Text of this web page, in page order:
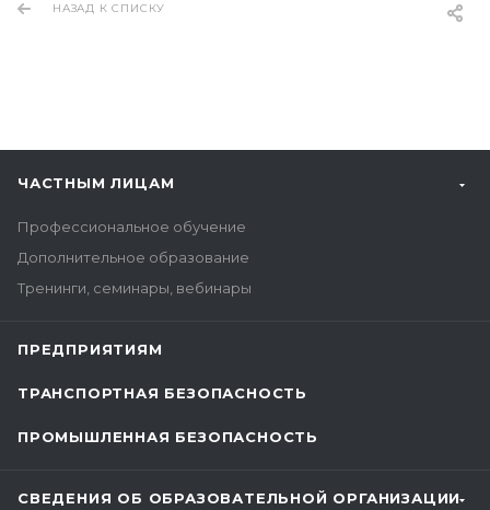
НАЗАД К СПИСКУ
ЧАСТНЫМ ЛИЦАМ
Профессиональное обучение
Дополнительное образование
Тренинги, семинары, вебинары
ПРЕДПРИЯТИЯМ
ТРАНСПОРТНАЯ БЕЗОПАСНОСТЬ
ПРОМЫШЛЕННАЯ БЕЗОПАСНОСТЬ
СВЕДЕНИЯ ОБ ОБРАЗОВАТЕЛЬНОЙ ОРГАНИЗАЦИИ